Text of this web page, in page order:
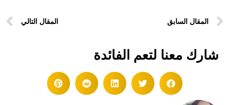
المقال السابق المقال التالي
شارك معنا لتعم الفائدة